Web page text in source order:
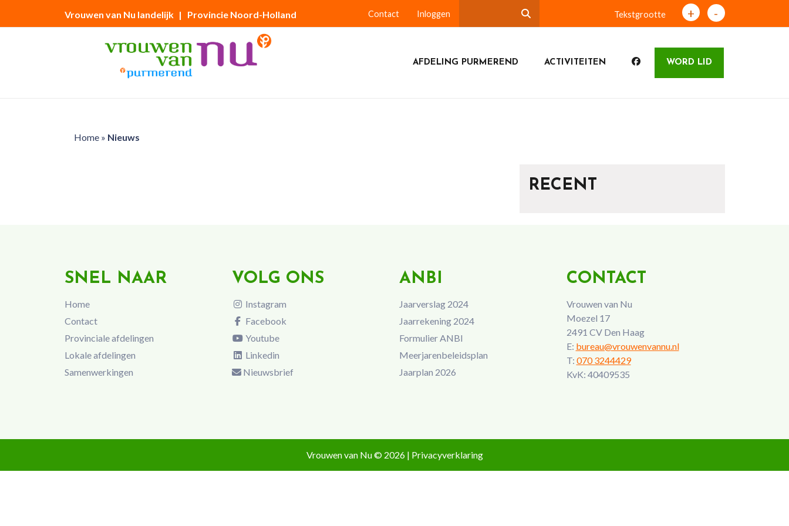
Vrouwen van Nu landelijk | Provincie Noord-Holland Contact Inloggen Tekstgrootte + -
AFDELING PURMEREND ACTIVITEITEN WORD LID
Home» Nieuws
RECENT
SNEL NAAR
Home
Contact
Provinciale afdelingen
Lokale afdelingen
Samenwerkingen
VOLG ONS
Instagram
Facebook
Youtube
Linkedin
Nieuwsbrief
ANBI
Jaarverslag 2024
Jaarrekening 2024
Formulier ANBI
Meerjarenbeleidsplan
Jaarplan 2026
CONTACT
Vrouwen van Nu
Moezel 17
2491 CV Den Haag
E: bureau@vrouwenvannu.nl
T: 070 3244429
KvK: 40409535
Vrouwen van Nu © 2026 | Privacyverklaring